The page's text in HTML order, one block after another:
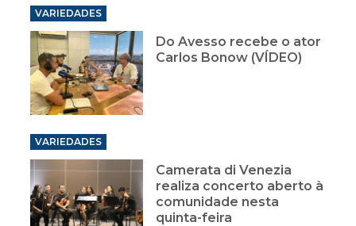
VARIEDADES
Do Avesso recebe o ator
Carlos Bonow (VÍDEO)
VARIEDADES
Camerata di Venezia
realiza concerto aberto à
comunidade nesta
quinta-feira